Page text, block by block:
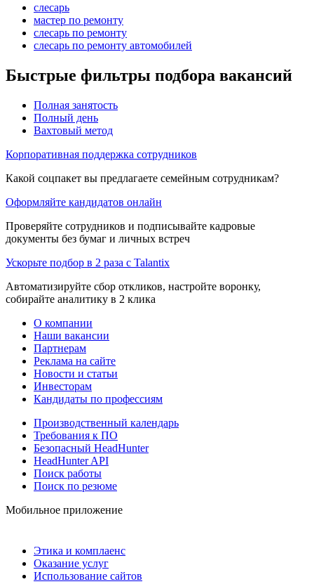
слесарь
мастер по ремонту
слесарь по ремонту
слесарь по ремонту автомобилей
Быстрые фильтры подбора вакансий
Полная занятость
Полный день
Вахтовый метод
Корпоративная поддержка сотрудников
Какой соцпакет вы предлагаете семейным сотрудникам?
Оформляйте кандидатов онлайн
Проверяйте сотрудников и подписывайте кадровые
документы без бумаг и личных встреч
Ускорьте подбор в 2 раза с Talantix
Автоматизируйте сбор откликов, настройте воронку,
собирайте аналитику в 2 клика
О компании
Наши вакансии
Партнерам
Реклама на сайте
Новости и статьи
Инвесторам
Кандидаты по профессиям
Производственный календарь
Требования к ПО
Безопасный HeadHunter
HeadHunter API
Поиск работы
Поиск по резюме
Мобильное приложение
Этика и комплаенс
Оказание услуг
Использование сайтов